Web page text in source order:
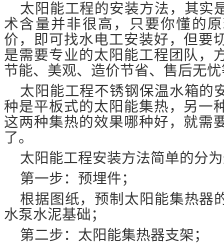
太阳能工程的安装方法，其实
术含量并非很高，只要你懂的
价，即可找水电工安装好，但要
是需要专业的太阳能工程团队，
节能、美观、造价节省、售后无
太阳能工程不锈钢保温水箱的
种是平板式的太阳能集热，另一
这两种集热的效果哪种好，就需
了。
太阳能工程安装方法简单的分
第一步：预埋件；
根据图纸，预制太阳能集热器
水泵水泥基础；
第二步：太阳能集热器支架；